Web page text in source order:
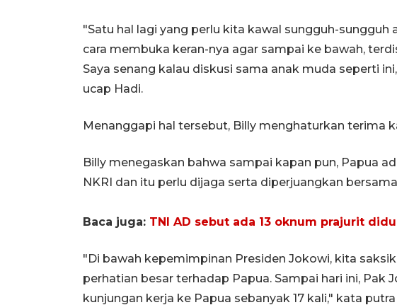
"Satu hal lagi yang perlu kita kawal sungguh-sungguh
cara membuka keran-nya agar sampai ke bawah,
Saya senang kalau diskusi sama anak muda seperti
ucap Hadi.
Menanggapi hal tersebut, Billy menghaturkan terima
Billy menegaskan bahwa sampai kapan pun, Papua
NKRI dan itu perlu dijaga serta diperjuangkan
Baca juga: TNI AD sebut ada 13 oknum prajurit
"Di bawah kepemimpinan Presiden Jokowi, kita
perhatian besar terhadap Papua. Sampai hari ini, Pak
kunjungan kerja ke Papua sebanyak 17 kali," kata